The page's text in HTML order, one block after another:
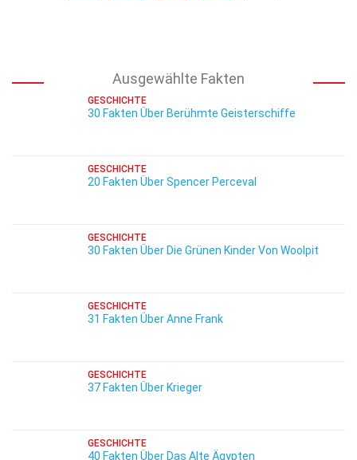
Ausgewählte Fakten
GESCHICHTE
30 Fakten Über Berühmte Geisterschiffe
GESCHICHTE
20 Fakten Über Spencer Perceval
GESCHICHTE
30 Fakten Über Die Grünen Kinder Von Woolpit
GESCHICHTE
31 Fakten Über Anne Frank
GESCHICHTE
37 Fakten Über Krieger
GESCHICHTE
40 Fakten Über Das Alte Ägypten